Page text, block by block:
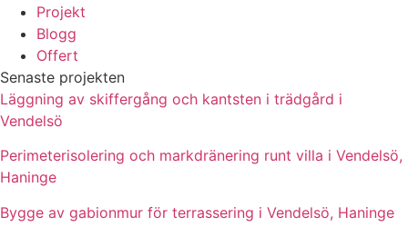
Projekt
Blogg
Offert
Senaste projekten
Läggning av skiffergång och kantsten i trädgård i
Vendelsö
Perimeterisolering och markdränering runt villa i Vendelsö,
Haninge
Bygge av gabionmur för terrassering i Vendelsö, Haninge